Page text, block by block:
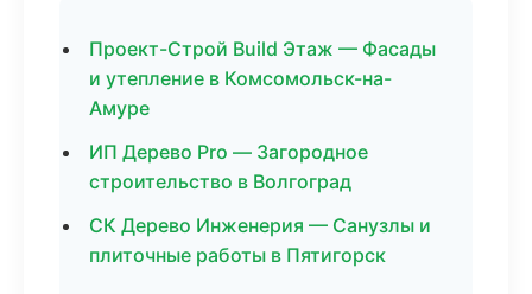
Проект-Строй Build Этаж — Фасады
и утепление в Комсомольск-на-
Амуре
ИП Дерево Pro — Загородное
строительство в Волгоград
СК Дерево Инженерия — Санузлы и
плиточные работы в Пятигорск